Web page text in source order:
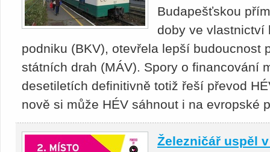
Budapešťskou
doby ve vlastnictví
podniku (BKV), otevřela lepší budoucnost
státních drah (MÁV). Spory o financování
desetiletích definitivně totiž řeší převod
nově si může HÉV sáhnout i na evropské
Železničář uspěl